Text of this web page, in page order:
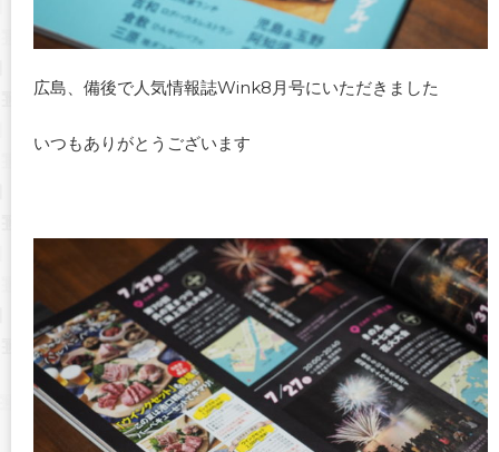
広島、備後で人気情報誌Wink8月号にいただきました
いつもありがとうございます